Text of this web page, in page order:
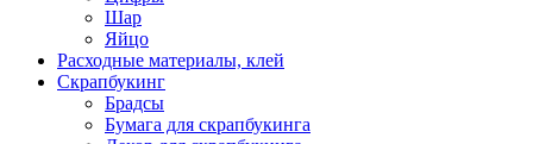
Шар
Яйцо
Расходные материалы, клей
Скрапбукинг
Брадсы
Бумага для скрапбукинга